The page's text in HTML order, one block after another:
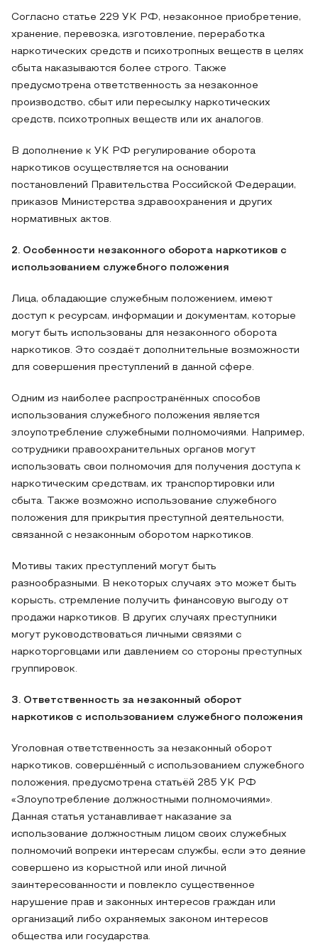
Согласно статье 229 УК РФ, незаконное приобретение,
хранение, перевозка, изготовление, переработка
наркотических средств и психотропных веществ в целях
сбыта наказываются более строго. Также
предусмотрена ответственность за незаконное
производство, сбыт или пересылку наркотических
средств, психотропных веществ или их аналогов.
В дополнение к УК РФ регулирование оборота
наркотиков осуществляется на основании
постановлений Правительства Российской Федерации,
приказов Министерства здравоохранения и других
нормативных актов.
2. Особенности незаконного оборота наркотиков с
использованием служебного положения
Лица, обладающие служебным положением, имеют
доступ к ресурсам, информации и документам, которые
могут быть использованы для незаконного оборота
наркотиков. Это создаёт дополнительные возможности
для совершения преступлений в данной сфере.
Одним из наиболее распространённых способов
использования служебного положения является
злоупотребление служебными полномочиями. Например,
сотрудники правоохранительных органов могут
использовать свои полномочия для получения доступа к
наркотическим средствам, их транспортировки или
сбыта. Также возможно использование служебного
положения для прикрытия преступной деятельности,
связанной с незаконным оборотом наркотиков.
Мотивы таких преступлений могут быть
разнообразными. В некоторых случаях это может быть
корысть, стремление получить финансовую выгоду от
продажи наркотиков. В других случаях преступники
могут руководствоваться личными связями с
наркоторговцами или давлением со стороны преступных
группировок.
3. Ответственность за незаконный оборот
наркотиков с использованием служебного положения
Уголовная ответственность за незаконный оборот
наркотиков, совершённый с использованием служебного
положения, предусмотрена статьёй 285 УК РФ
«Злоупотребление должностными полномочиями».
Данная статья устанавливает наказание за
использование должностным лицом своих служебных
полномочий вопреки интересам службы, если это деяние
совершено из корыстной или иной личной
заинтересованности и повлекло существенное
нарушение прав и законных интересов граждан или
организаций либо охраняемых законом интересов
общества или государства.